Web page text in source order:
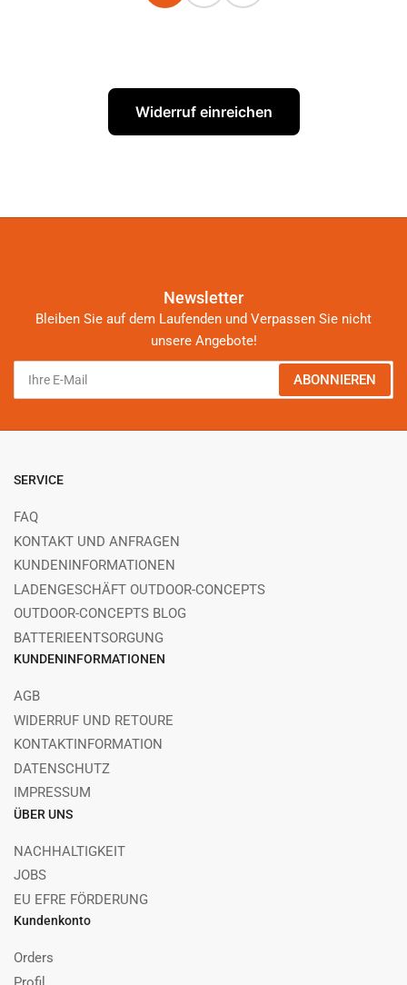
Widerruf einreichen
Newsletter
Bleiben Sie auf dem Laufenden und Verpassen Sie nicht
unsere Angebote!
Ihre
Mail
ABONNIEREN
SERVICE
FAQ
KONTAKT UND ANFRAGEN
KUNDENINFORMATIONEN
LADENGESCHÄFT OUTDOOR-CONCEPTS
OUTDOOR-CONCEPTS BLOG
BATTERIEENTSORGUNG
KUNDENINFORMATIONEN
AGB
WIDERRUF UND RETOURE
KONTAKTINFORMATION
DATENSCHUTZ
IMPRESSUM
ÜBER UNS
NACHHALTIGKEIT
JOBS
EU EFRE FÖRDERUNG
Kundenkonto
Orders